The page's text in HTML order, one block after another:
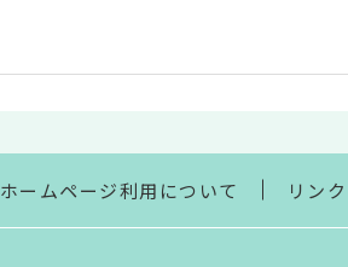
ホームページ利用について リン